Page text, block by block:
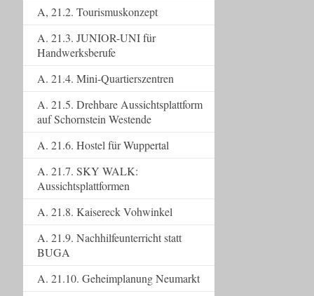
A, 21.2. Tourismuskonzept
A. 21.3. JUNIOR-UNI für
Handwerksberufe
A. 21.4. Mini-Quartierszentren
A. 21.5. Drehbare Aussichtsplattform
auf Schornstein Westende
A. 21.6. Hostel für Wuppertal
A. 21.7. SKY WALK:
Aussichtsplattformen
A. 21.8. Kaisereck Vohwinkel
A. 21.9. Nachhilfeunterricht statt
BUGA
A. 21.10. Geheimplanung Neumarkt